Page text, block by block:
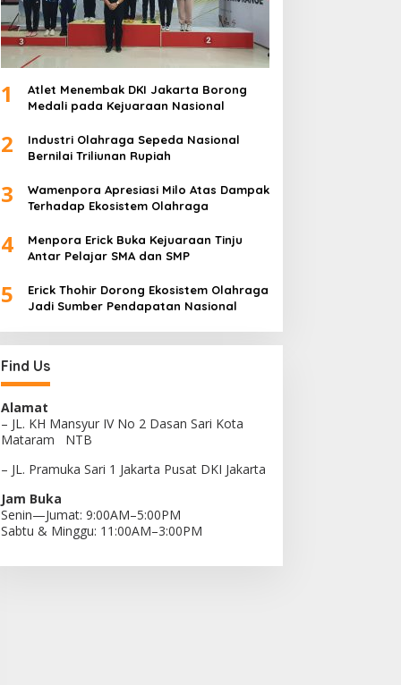
1
Atlet Menembak DKI Jakarta Borong
Medali pada Kejuaraan Nasional
2
Industri Olahraga Sepeda Nasional
Bernilai Triliunan Rupiah
3
Wamenpora Apresiasi Milo Atas Dampak
Terhadap Ekosistem Olahraga
4
Menpora Erick Buka Kejuaraan Tinju
Antar Pelajar SMA dan SMP
5
Erick Thohir Dorong Ekosistem Olahraga
Jadi Sumber Pendapatan Nasional
Find Us
Alamat
– JL. KH Mansyur IV No 2 Dasan Sari Kota
Mataram NTB
– JL. Pramuka Sari 1 Jakarta Pusat DKI Jakarta
Jam Buka
Senin—Jumat: 9:00AM–5:00PM
Sabtu & Minggu: 11:00AM–3:00PM